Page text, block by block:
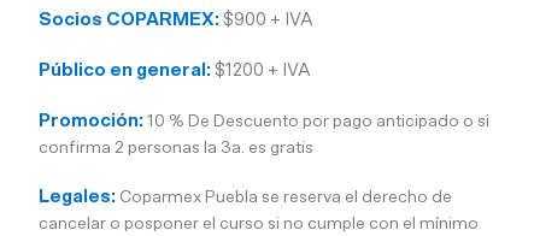
Socios COPARMEX: $900 + IVA
Público en general: $1200 + IVA
Promoción: 10 % De Descuento por pago anticipado o si
confirma 2 personas la 3a. es gratis
Legales: Coparmex Puebla se reserva el derecho de
cancelar o posponer el curso si no cumple con el mínimo